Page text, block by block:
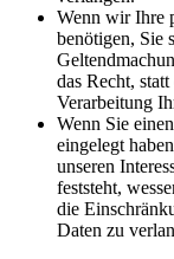
Wenn wir Ihre
benötigen, Sie
das Recht,
Verarbeitung
Wenn Sie
eingelegt
unseren
feststeht,
die
Daten zu